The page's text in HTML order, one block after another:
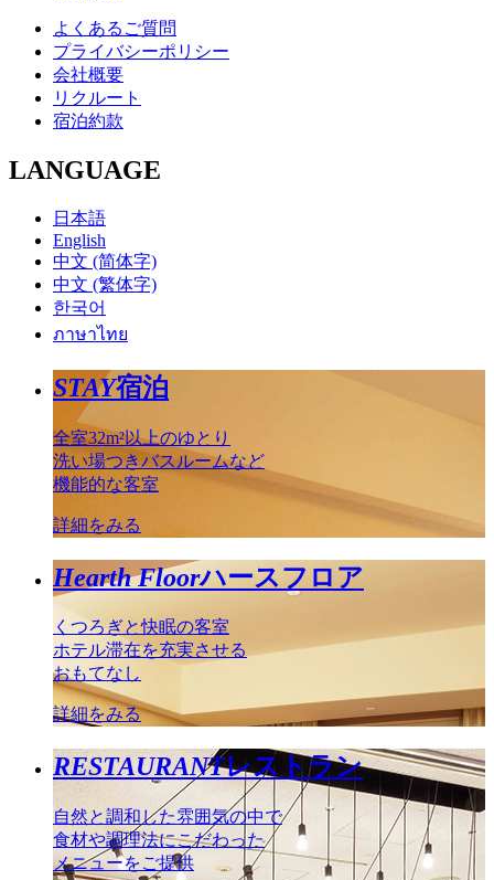
よくあるご質問
プライバシーポリシー
会社概要
リクルート
宿泊約款
LANGUAGE
日本語
English
中文 (简体字)
中文 (繁体字)
한국어
ภาษาไทย
STAY宿泊
全室32m²以上のゆとり
洗い場つきバスルームなど
機能的な客室
詳細をみる
Hearth Floorハースフロア
くつろぎと快眠の客室
ホテル滞在を充実させる
おもてなし
詳細をみる
RESTAURANTレストラン
自然と調和した雰囲気の中で
食材や調理法にこだわった
メニューをご提供